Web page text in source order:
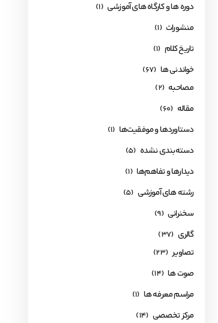
دوره ها و کارگاه های آموزشی (1)
منشورات (1)
تاریخ کلام (1)
خواندنی ها (67)
مصاحبه (2)
مقاله (60)
دستاوردها و موفقیت‌ها (1)
دسته‌بندی نشده (5)
دیدارها و تفاهم‌ها (1)
رشته های آموزشی (5)
سخنرانی (9)
گالری (37)
تصاویر (23)
صوت ها (14)
مراسم معرفه ها (1)
مرکز تخصصی (14)